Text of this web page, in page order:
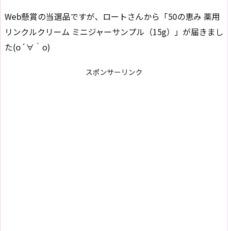
Web懸賞の当選品ですが、ロートさんから「50の恵み 薬用
リンクルクリーム ミニジャーサンプル（15g）」が届きまし
た(o´∀｀o)
スポンサーリンク